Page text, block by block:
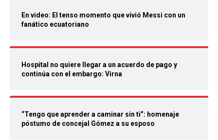
En video: El tenso momento que vivió Messi con un
fanático ecuatoriano
Hospital no quiere llegar a un acuerdo de pago y
continúa con el embargo: Virna
“Tengo que aprender a caminar sin ti”: homenaje
póstumo de concejal Gómez a su esposo